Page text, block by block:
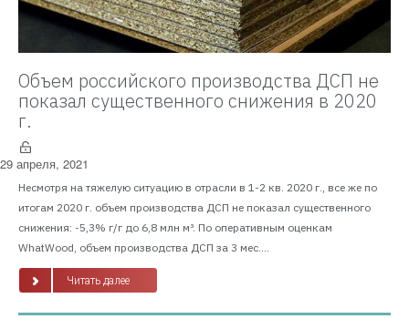
Объем российского производства ДСП не
показал существенного снижения в 2020
г.
29 апреля, 2021
Несмотря на тяжелую ситуацию в отрасли в 1-2 кв. 2020 г., все же по
итогам 2020 г. объем производства ДСП не показал существенного
снижения: -5,3% г/г до 6,8 млн м³. По оперативным оценкам
WhatWood, объем производства ДСП за 3 мес....
Читать далее